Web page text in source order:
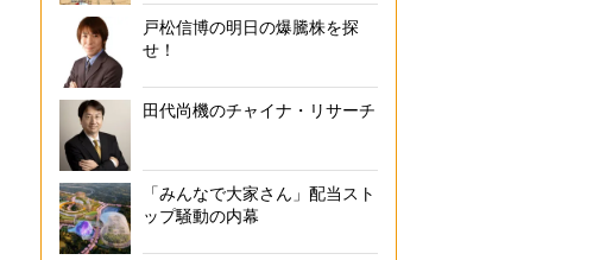
戸松信博の明日の爆騰株を探
せ！
田代尚機のチャイナ・リサーチ
「みんなで大家さん」配当スト
ップ騒動の内幕